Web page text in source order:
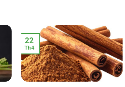
22
Th4